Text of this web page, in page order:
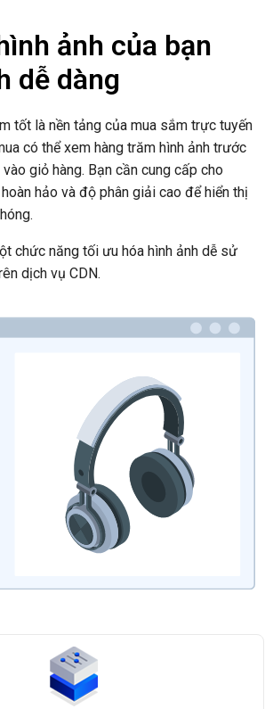
ảnh của bạn
dễ dàng
tốt là nền tảng của mua sắm trực tuyến
có thể xem hàng trăm hình ảnh trước
giỏ hàng. Bạn cần cung cấp cho
hảo và độ phân giải cao để hiển thị
chức năng tối ưu hóa hình ảnh dễ sử
dịch vụ CDN.